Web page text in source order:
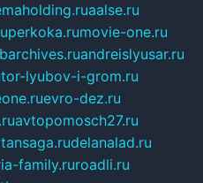
aalse.ru
perkoka.rumovie-one.ru
andreislyusar.ru
tor-lyubov-i-grom.ru
evro-dez.ru
avtopomosch27.ru
delanalad.ru
family.ruroadli.ru